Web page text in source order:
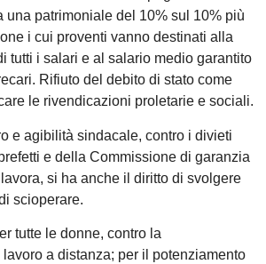
una patrimoniale del 10% sul 10% più
i cui proventi vanno destinati alla
tutti i salari e al salario medio garantito
Rifiuto del debito di stato come
le rivendicazioni proletarie e sociali.
e agibilità sindacale, contro i divieti
e della Commissione di garanzia
si ha anche il diritto di svolgere
scioperare.
tutte le donne, contro la
a distanza; per il potenziamento